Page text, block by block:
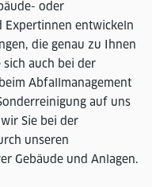
oder
Expertinnen entwickeln
die genau zu Ihnen
sich auch bei der
Abfallmanagement
auf uns
Sie bei der
unseren
Gebäude und Anlagen.